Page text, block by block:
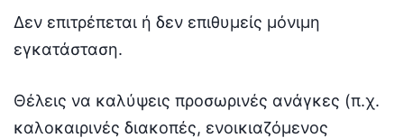
Δεν επιτρέπεται ή δεν επιθυμείς μόνιμη
εγκατάσταση.
Θέλεις να καλύψεις προσωρινές ανάγκες (π.χ.
καλοκαιρινές διακοπές, ενοικιαζόμενος